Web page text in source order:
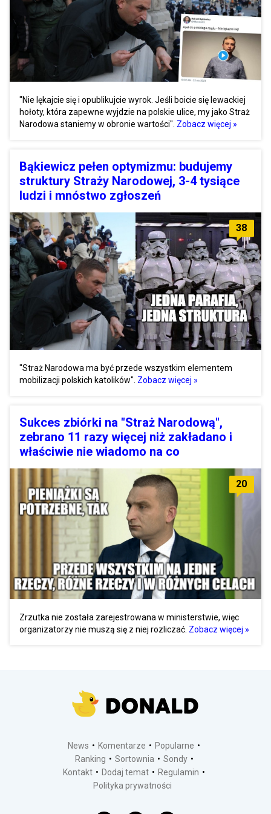
"Nie lękajcie się i opublikujcie wyrok. Jeśli boicie się lewackiej
hołoty, która zapewne wyjdzie na polskie ulice, my jako Straż
Narodowa staniemy w obronie wartości". Zobacz więcej »
Bąkiewicz pełen optymizmu: budujemy
struktury Straży Narodowej, 3-4 tysiące
ludzi i mnóstwo zgłoszeń
38
"Straż Narodowa ma być przede wszystkim elementem
mobilizacji polskich katolików". Zobacz więcej »
Sukces zbiórki na "Straż Narodową",
zebrano 11 razy więcej niż zakładano i
właściwie nie wiadomo na co
20
Zrzutka nie została zarejestrowana w ministerstwie, więc
organizatorzy nie muszą się z niej rozliczać. Zobacz więcej »
News Komentarze
Popularne
Ranking
Sortownia
Sondy
Kontakt
Dodaj temat
Regulamin
Polityka prywatności